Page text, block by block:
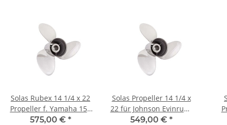
Solas Rubex 14 1/4 x 22
Propeller f. Yamaha 150
175 200 225 250 300 PS
575,00 € *
Solas Propeller 14 1/4 x
22 für Johnson Evinrude
90 - 300 PS 15 Zähne
549,00 € *